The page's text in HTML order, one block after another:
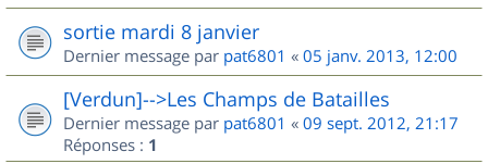
sortie mardi 8 janvier
Dernier message par pat6801 « 05 janv. 2013, 12:00
[Verdun]-->Les Champs de Batailles
Dernier message par pat6801 « 09 sept. 2012, 21:17
Réponses : 1